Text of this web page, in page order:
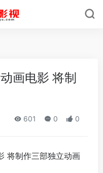
画电影 将制
601 0 0